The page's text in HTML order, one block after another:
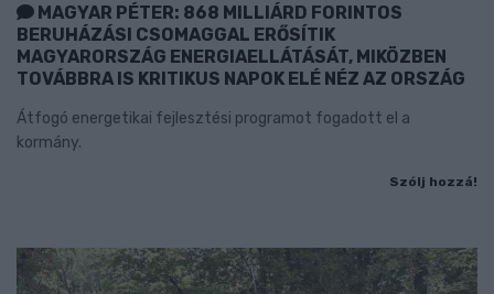
MAGYAR PÉTER: 868 MILLIÁRD FORINTOS
BERUHÁZÁSI CSOMAGGAL ERŐSÍTIK
MAGYARORSZÁG ENERGIAELLÁTÁSÁT, MIKÖZBEN
TOVÁBBRA IS KRITIKUS NAPOK ELÉ NÉZ AZ ORSZÁG
Átfogó energetikai fejlesztési programot fogadott el a
kormány.
Szólj hozzá!